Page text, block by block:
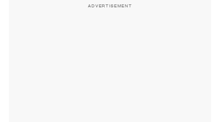
ADVERTISEMENT